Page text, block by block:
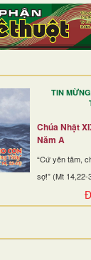
TIN
Chúa Nhật
Năm A
“Cứ yên tâm,
sợ!” (Mt 14,22-